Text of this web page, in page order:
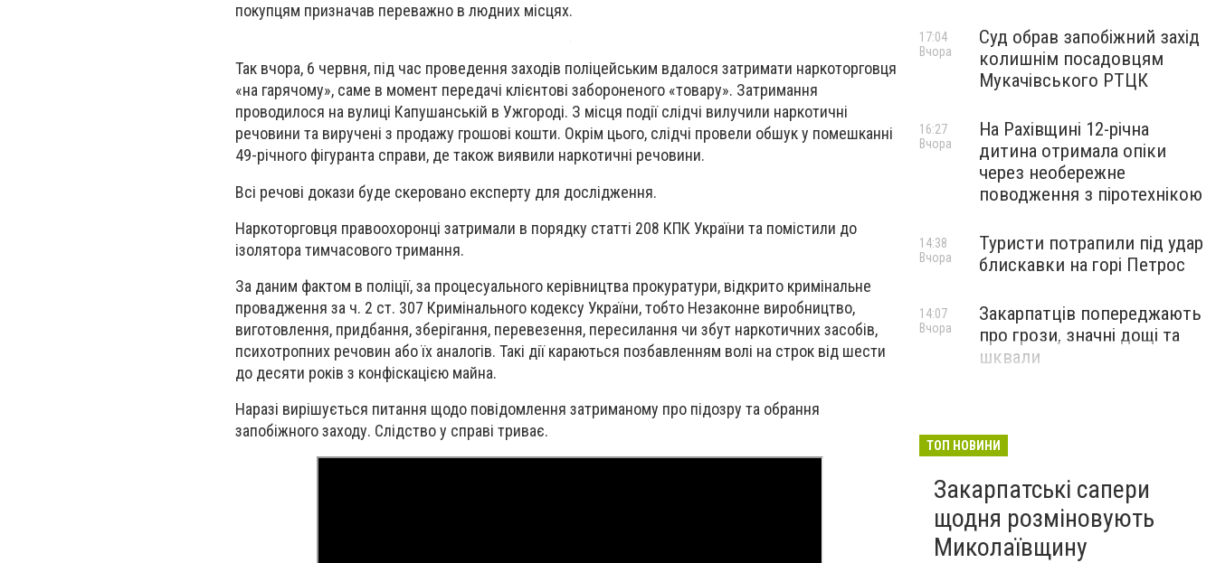
покупцям призначав переважно в людних місцях.
Так вчора, 6 червня, під час проведення заходів поліцейським вдалося затримати наркоторговця
«на гарячому», саме в момент передачі клієнтові забороненого «товару». Затримання
проводилося на вулиці Капушанській в Ужгороді. З місця події слідчі вилучили наркотичні
речовини та виручені з продажу грошові кошти. Окрім цього, слідчі провели обшук у помешканні
49-річного фігуранта справи, де також виявили наркотичні речовини.
Всі речові докази буде скеровано експерту для дослідження.
Наркоторговця правоохоронці затримали в порядку статті 208 КПК України та помістили до
ізолятора тимчасового тримання.
За даним фактом в поліції, за процесуального керівництва прокуратури, відкрито кримінальне
провадження за ч. 2 ст. 307 Кримінального кодексу України, тобто Незаконне виробництво,
виготовлення, придбання, зберігання, перевезення, пересилання чи збут наркотичних засобів,
психотропних речовин або їх аналогів. Такі дії караються позбавленням волі на строк від шести
до десяти років з конфіскацією майна.
Наразі вирішується питання щодо повідомлення затриманому про підозру та обрання
запобіжного заходу. Слідство у справі триває.
Суд обрав запобіжний захід
колишнім посадовцям
Мукачівського РТЦК
17:04
Вчора
На Рахівщині 12-річна
дитина отримала опіки
через необережне
поводження з піротехнікою
16:27
Вчора
Туристи потрапили під удар
блискавки на горі Петрос
14:38
Вчора
Закарпатців попереджають
про грози, значні дощі та
шквали
14:07
Вчора
ТОП НОВИНИ
Закарпатські сапери
щодня розміновують
Миколаївщину